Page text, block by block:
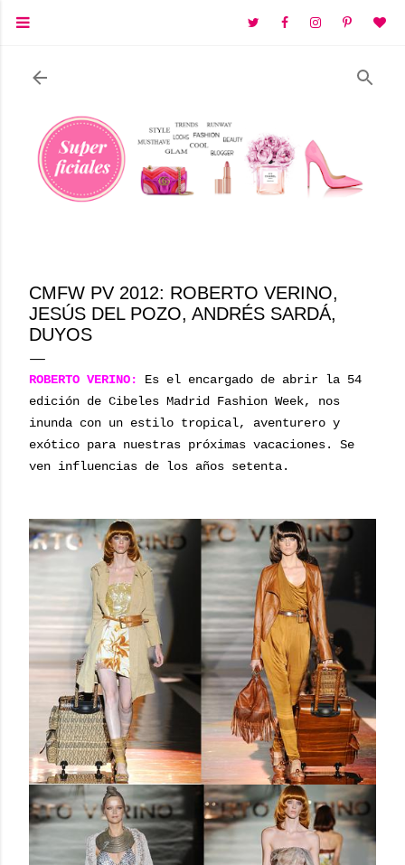
Ir al contenido principal
CMFW PV 2012: ROBERTO VERINO,
JESÚS DEL POZO, ANDRÉS SARDÁ,
DUYOS
ROBERTO VERINO:
Es el encargado de abrir la 54
edición de Cibeles Madrid Fashion Week, nos
inunda con un estilo tropical, aventurero y
exótico para nuestras próximas vacaciones. Se
ven influencias de los años setenta.